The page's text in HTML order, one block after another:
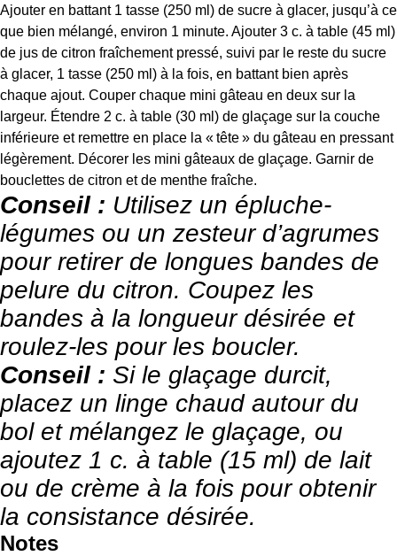
Ajouter en battant 1 tasse (250 ml) de sucre à glacer, jusqu’à ce
que bien mélangé, environ 1 minute. Ajouter 3 c. à table (45 ml)
de jus de citron fraîchement pressé, suivi par le reste du sucre
à glacer, 1 tasse (250 ml) à la fois, en battant bien après
chaque ajout. Couper chaque mini gâteau en deux sur la
largeur. Étendre 2 c. à table (30 ml) de glaçage sur la couche
inférieure et remettre en place la « tête » du gâteau en pressant
légèrement. Décorer les mini gâteaux de glaçage. Garnir de
bouclettes de citron et de menthe fraîche.
Conseil : Utilisez un épluche-
légumes ou un zesteur d’agrumes
pour retirer de longues bandes de
pelure du citron. Coupez les
bandes à la longueur désirée et
roulez-les pour les boucler.
Conseil : Si le glaçage durcit,
placez un linge chaud autour du
bol et mélangez le glaçage, ou
ajoutez 1 c. à table (15 ml) de lait
ou de crème à la fois pour obtenir
la consistance désirée.
Notes